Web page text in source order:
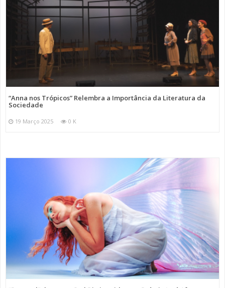
“Anna nos Trópicos” Relembra a Importância da Literatura da
Sociedade
19 Março 2025 0 K